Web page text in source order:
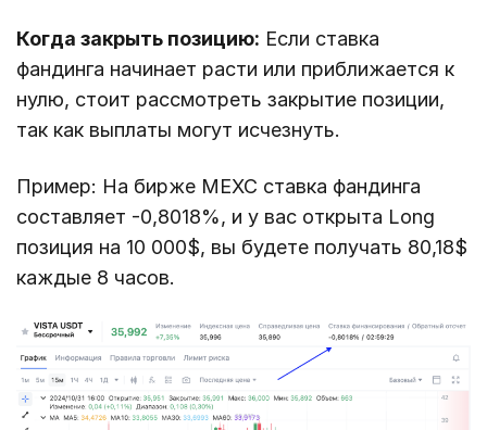
Когда закрыть позицию: Если ставка
фандинга начинает расти или приближается к
нулю, стоит рассмотреть закрытие позиции,
так как выплаты могут исчезнуть.
Пример: На бирже MEXC ставка фандинга
составляет -0,8018%, и у вас открыта Long
позиция на 10 000$, вы будете получать 80,18$
каждые 8 часов.